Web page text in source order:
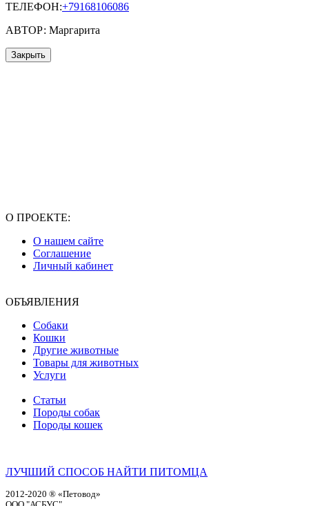
ТЕЛЕФОН:+79168106086
АВТОР: Маргарита
Закрыть
О ПРОЕКТЕ:
О нашем сайте
Соглашение
Личный кабинет
ОБЪЯВЛЕНИЯ
Собаки
Кошки
Другие животные
Товары для животных
Услуги
Статьи
Породы собак
Породы кошек
ЛУЧШИЙ СПОСОБ НАЙТИ ПИТОМЦА
2012-2020 ® «Петовод»